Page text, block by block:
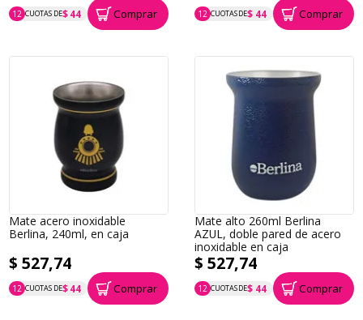
12 CUOTAS DE$ 44
P.T.F. $ 528 Comprar 12 CUOTAS DE$ 44
P.T.F. $ 528 Comprar
Mate acero inoxidable
Berlina, 240ml, en caja
$ 527,74
12 CUOTAS DE$ 44
P.T.F. $ 528 Comprar
Mate alto 260ml Berlina
AZUL, doble pared de acero
inoxidable en caja
$ 527,74
12 CUOTAS DE$ 44
P.T.F. $ 528 Comprar